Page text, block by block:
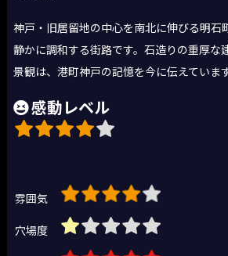
神戸・旧居留地の中心を南北に伸びる明石
静かに調和する街路です。石造りの重厚な
景観は、港町神戸の記憶を今に伝えています
感動レベル
雰囲気
穴場度